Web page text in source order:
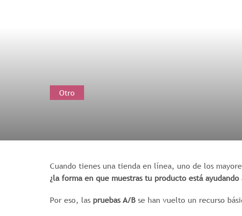
Otro
Cuando tienes una tienda en línea, uno de los
¿la forma en que muestras tu producto está
Por eso, las pruebas A/B se han vuelto un recurso